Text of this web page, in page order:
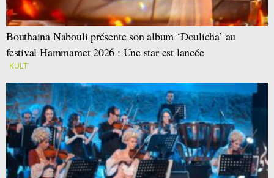
Bouthaina Nabouli présente son album ‘Doulicha’ au
festival Hammamet 2026 : Une star est lancée
KULT